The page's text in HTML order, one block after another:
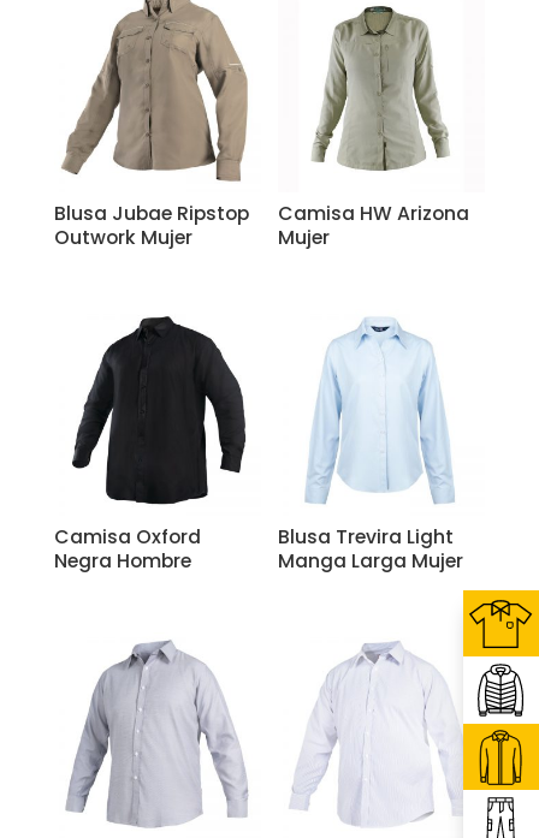
Blusa Jubae Ripstop
Outwork Mujer
Camisa HW Arizona
Mujer
Camisa Oxford
Negra Hombre
Blusa Trevira Light
Manga Larga Mujer